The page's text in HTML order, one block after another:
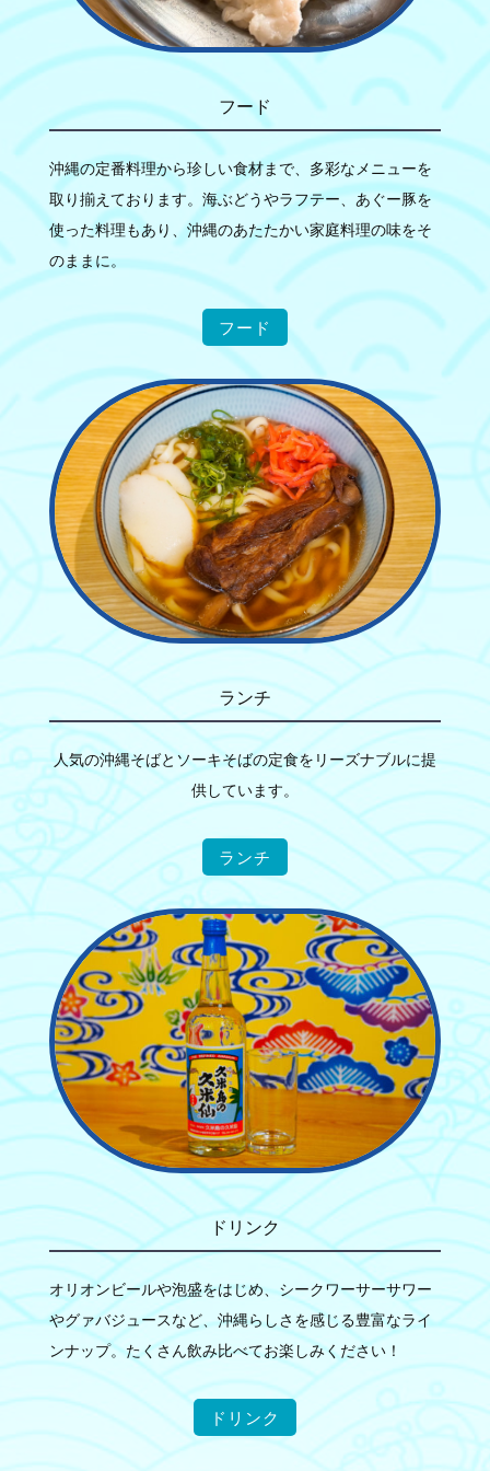
フード
沖縄の定番料理から珍しい食材まで、多彩なメニューを
取り揃えております。海ぶどうやラフテー、あぐー豚を
使った料理もあり、沖縄のあたたかい家庭料理の味をそ
のままに。
フード
ランチ
人気の沖縄そばとソーキそばの定食をリーズナブルに提
供しています。
ランチ
ドリンク
オリオンビールや泡盛をはじめ、シークワーサーサワー
やグァバジュースなど、沖縄らしさを感じる豊富なライ
ンナップ。たくさん飲み比べてお楽しみください！
ドリンク